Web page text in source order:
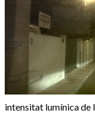
intensitat lumínica de